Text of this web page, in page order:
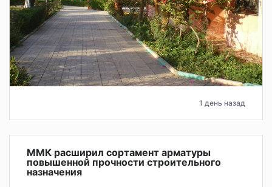
1 день назад
ММК расширил сортамент арматуры
повышенной прочности строительного
назначения